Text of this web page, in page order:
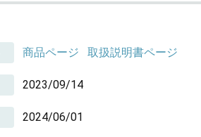
商品ページ 取扱説明書ページ
2023/09/14
2024/06/01